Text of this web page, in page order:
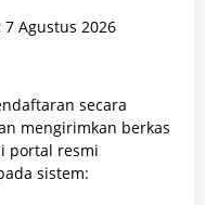
7 Agustus 2026
secara
mengirimkan berkas
portal resmi
sistem: